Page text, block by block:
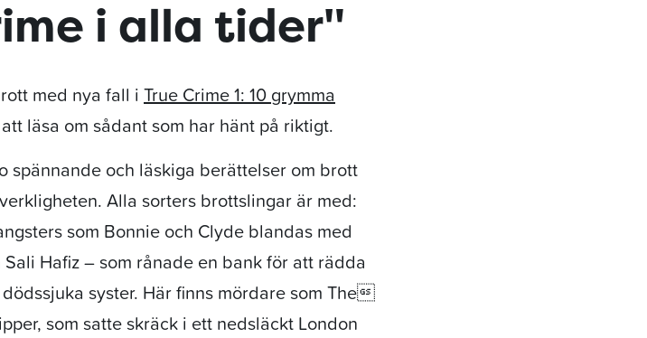
i alla tider"
med nya fall i True Crime 1: 10 grymma
läsa om sådant som har hänt på riktigt.
spännande och läskiga berättelser om brott
Alla sorters brottslingar är med:
som Bonnie och Clyde blandas med
Hafiz – som rånade en bank för att rädda
syster. Här finns mördare som The
som satte skräck i ett nedsläckt London